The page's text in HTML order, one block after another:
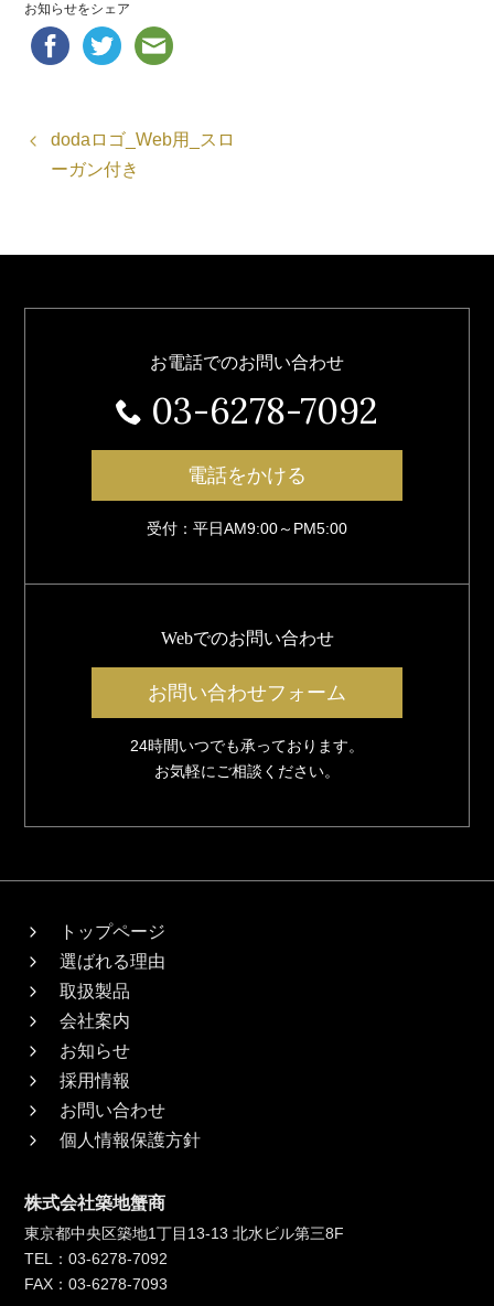
お知らせをシェア
dodaロゴ_Web用_スロ
ーガン付き
お電話でのお問い合わせ
03-6278-7092
電話をかける
受付：平日AM9:00～PM5:00
Webでのお問い合わせ
お問い合わせフォーム
24時間いつでも承っております。
お気軽にご相談ください。
トップページ
選ばれる理由
取扱製品
会社案内
お知らせ
採用情報
お問い合わせ
個人情報保護方針
株式会社築地蟹商
東京都中央区築地1丁目13-13 北水ビル第三8F
TEL：03-6278-7092
FAX：03-6278-7093